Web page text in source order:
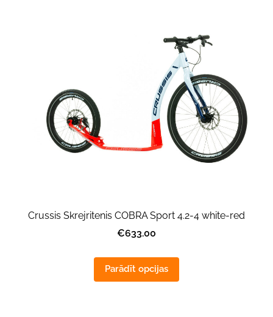
Crussis Skrejritenis COBRA Sport 4.2-4 white-red
€633.00
Parādīt opcijas